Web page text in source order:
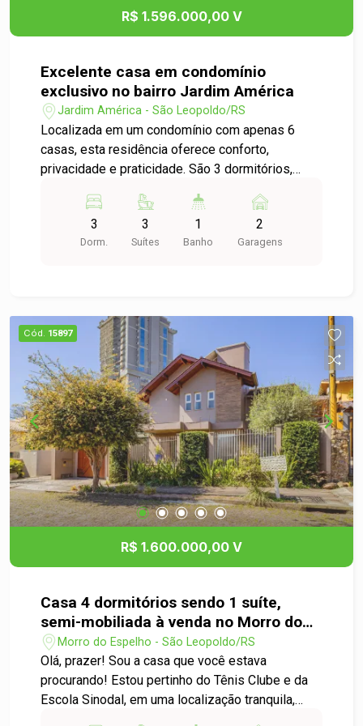
e valorizado, próxima a escolas, comércios e
vias de fácil acesso.
R$ 1.596.000,00 V
Excelente casa em condomínio
exclusivo no bairro Jardim América
Jardim América - São Leopoldo/RS
Localizada em um condomínio com apenas 6
casas, esta residência oferece conforto,
privacidade e praticidade. São 3 dormitórios,
hidromassagem, além de 2 suítes americanas.
Conta com ampla sala de estar, sala de jantar
integrada, cozinha planejada, área de serviço e
lado a lado e ficará semi mobiliada, pronta para
morar!
3
Dorm.
3
Suítes
1
Banho
2
Garagens
Cód. 15897
R$ 1.600.000,00 V
Casa 4 dormitórios sendo 1 suíte,
semi-mobiliada à venda no Morro do
Espelho
Morro do Espelho - São Leopoldo/RS
Olá, prazer! Sou a casa que você estava
procurando! Estou pertinho do Tênis Clube e da
Escola Sinodal, em uma localização tranquila,